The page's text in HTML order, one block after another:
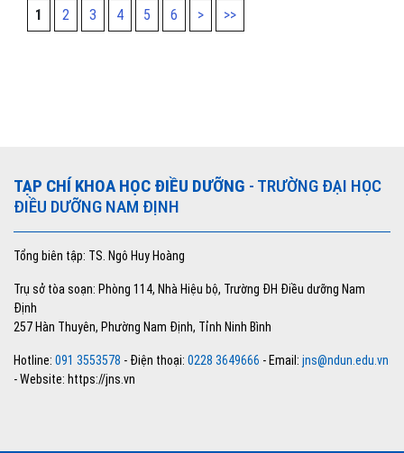
1 2 3 4 5 6 > >>
TẠP CHÍ KHOA HỌC ĐIỀU DƯỠNG - TRƯỜNG ĐẠI HỌC
ĐIỀU DƯỠNG NAM ĐỊNH
Tổng biên tập: TS. Ngô Huy Hoàng
Trụ sở tòa soạn: Phòng 114, Nhà Hiệu bộ, Trường ĐH Điều dưỡng Nam
Định
257 Hàn Thuyên, Phường Nam Định, Tỉnh Ninh Bình
Hotline: 091 3553578 - Điện thoại: 0228 3649666 - Email: jns@ndun.edu.vn
- Website: https://jns.vn